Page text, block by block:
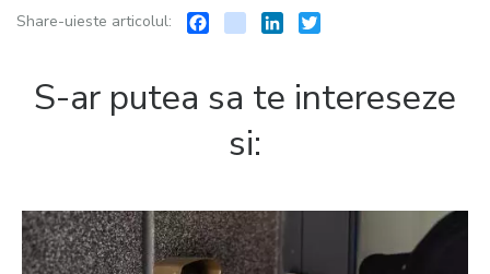
Share-uieste articolul: Facebookinstagram
LinkedIn
S-ar putea sa te intereseze
si: